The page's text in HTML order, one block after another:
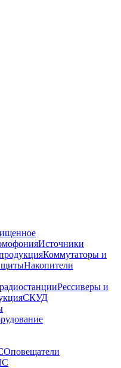
Источники
Коммутаторы и
Накопители
Рессиверы и
СКУД
Оповещатели